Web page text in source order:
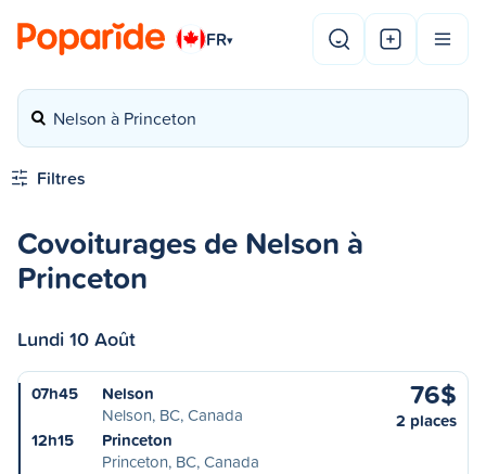
FR▾
Nelson à Princeton
Filtres
Covoiturages de Nelson à
Princeton
Lundi 10 Août
07h45
Nelson
Nelson, BC, Canada
12h15
Princeton
Princeton, BC, Canada
76$
2 places